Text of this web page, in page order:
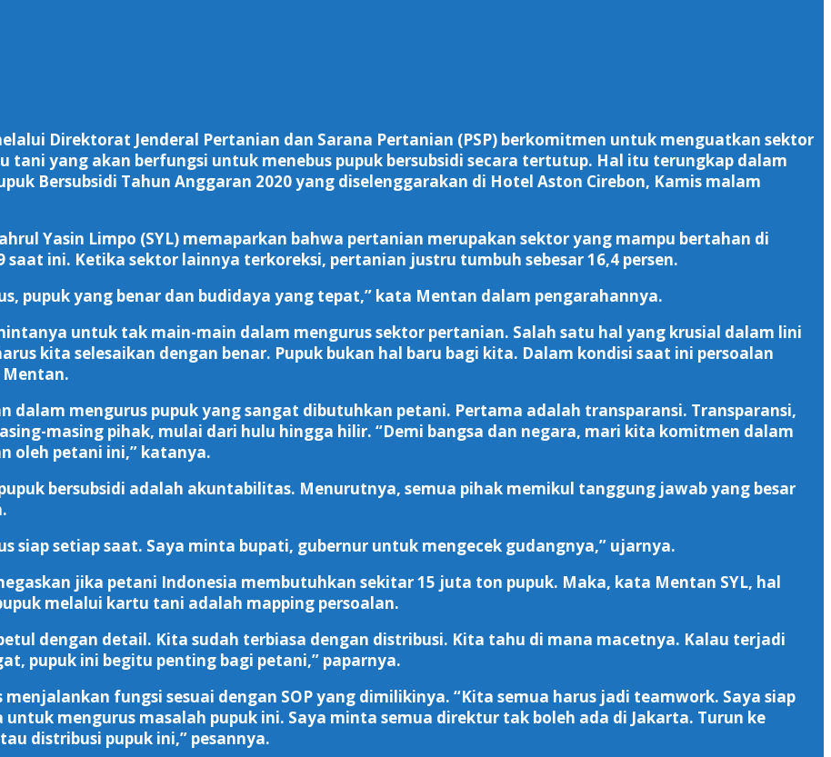
Direktorat Jenderal Pertanian dan Sarana Pertanian (PSP) berkomitmen untuk menguatkan sektor
yang akan berfungsi untuk menebus pupuk bersubsidi secara tertutup. Hal itu terungkap dalam
Bersubsidi Tahun Anggaran 2020 yang diselenggarakan di Hotel Aston Cirebon, Kamis malam
Yasin Limpo (SYL) memaparkan bahwa pertanian merupakan sektor yang mampu bertahan di
ini. Ketika sektor lainnya terkoreksi, pertanian justru tumbuh sebesar 16,4 persen.
pupuk yang benar dan budidaya yang tepat,” kata Mentan dalam pengarahannya.
untuk tak main-main dalam mengurus sektor pertanian. Salah satu hal yang krusial dalam lini
kita selesaikan dengan benar. Pupuk bukan hal baru bagi kita. Dalam kondisi saat ini persoalan
dalam mengurus pupuk yang sangat dibutuhkan petani. Pertama adalah transparansi. Transparansi,
masing pihak, mulai dari hulu hingga hilir. “Demi bangsa dan negara, mari kita komitmen dalam
oleh petani ini,” katanya.
bersubsidi adalah akuntabilitas. Menurutnya, semua pihak memikul tanggung jawab yang besar
siap setiap saat. Saya minta bupati, gubernur untuk mengecek gudangnya,” ujarnya.
jika petani Indonesia membutuhkan sekitar 15 juta ton pupuk. Maka, kata Mentan SYL, hal
melalui kartu tani adalah mapping persoalan.
dengan detail. Kita sudah terbiasa dengan distribusi. Kita tahu di mana macetnya. Kalau terjadi
pupuk ini begitu penting bagi petani,” paparnya.
fungsi sesuai dengan SOP yang dimilikinya. “Kita semua harus jadi teamwork. Saya siap
mengurus masalah pupuk ini. Saya minta semua direktur tak boleh ada di Jakarta. Turun ke
distribusi pupuk ini,” pesannya.